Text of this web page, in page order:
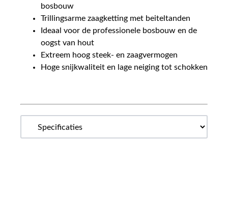
bosbouw
Trillingsarme zaagketting met beiteltanden
Ideaal voor de professionele bosbouw en de
oogst van hout
Extreem hoog steek- en zaagvermogen
Hoge snijkwaliteit en lage neiging tot schokken